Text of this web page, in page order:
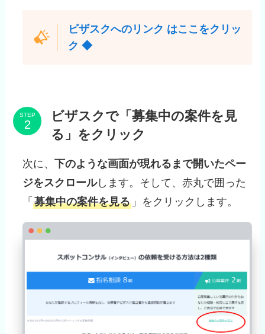
ビザスクへのリンク はここをクリッ
ク ◆
STEP
ビザスクで「募集中の案件を見
る」をクリック
次に、下のような画面が現れるまで開いたペー
ジをスクロールします。そして、赤丸で囲った
「募集中の案件を見る 」をクリックします。